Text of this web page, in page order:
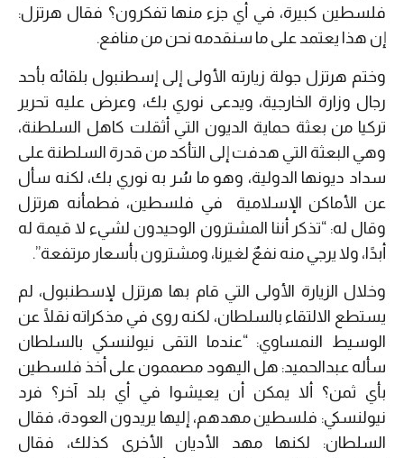
فلسطين كبيرة، في أي جزء منها تفكرون؟ فقال هرتزل:
إن هذا يعتمد على ما سنقدمه نحن من منافع.
وختم هرتزل جولة زيارته الأولى إلى إسطنبول بلقائه بأحد
رجال وزارة الخارجية، ويدعى نوري بك، وعرض عليه تحرير
تركيا من بعثة حماية الديون التي أثقلت كاهل السلطنة،
وهي البعثة التي هدفت إلى التأكد من قدرة السلطنة على
سداد ديونها الدولية، وهو ما سُر به نوري بك، لكنه سأل
عن الأماكن الإسلامية في فلسطين، فطمأنه هرتزل
وقال له: “تذكر أننا المشترون الوحيدون لشيء لا قيمة له
أبدًا، ولا يرجي منه نفعٌ لغيرنا، ومشترون بأسعار مرتفعة”.
وخلال الزيارة الأولى التي قام بها هرتزل لإسطنبول، لم
يستطع الالتقاء بالسلطان، لكنه روى في مذكراته نقلًا عن
الوسيط النمساوي: “عندما التقى نيولنسكي بالسلطان
سأله عبدالحميد: هل اليهود مصممون على أخذ فلسطين
بأي ثمن؟ ألا يمكن أن يعيشوا في أي بلد آخر؟ فرد
نيولنسكي: فلسطين مهدهم، إليها يريدون العودة، فقال
السلطان: لكنها مهد الأديان الأخرى كذلك، فقال